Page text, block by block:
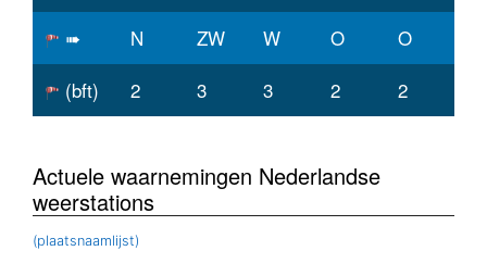
➠ N ZW W O
O
(bft)
2 3 3 2 2
Actuele waarnemingen Nederlandse
weerstations
(plaatsnaamlijst)